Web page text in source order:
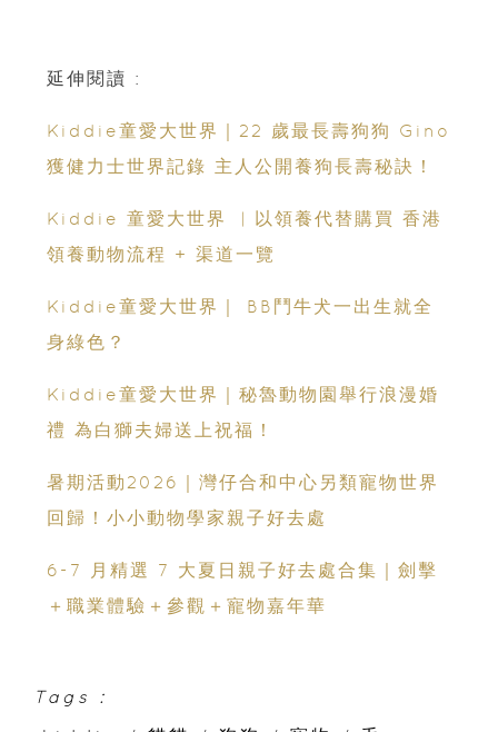
延伸閱讀 :
Kiddie童愛大世界｜22 歲最長壽狗狗 Gino
獲健力士世界記錄 主人公開養狗長壽秘訣！
Kiddie 童愛大世界 ︳以領養代替購買 香港
領養動物流程 + 渠道一覽
Kiddie童愛大世界｜ BB鬥牛犬一出生就全
身綠色？
Kiddie童愛大世界｜秘魯動物園舉行浪漫婚
禮 為白獅夫婦送上祝福！
暑期活動2026｜灣仔合和中心另類寵物世界
回歸！小小動物學家親子好去處
6-7 月精選 7 大夏日親子好去處合集｜劍擊
＋職業體驗＋參觀＋寵物嘉年華
Tags :